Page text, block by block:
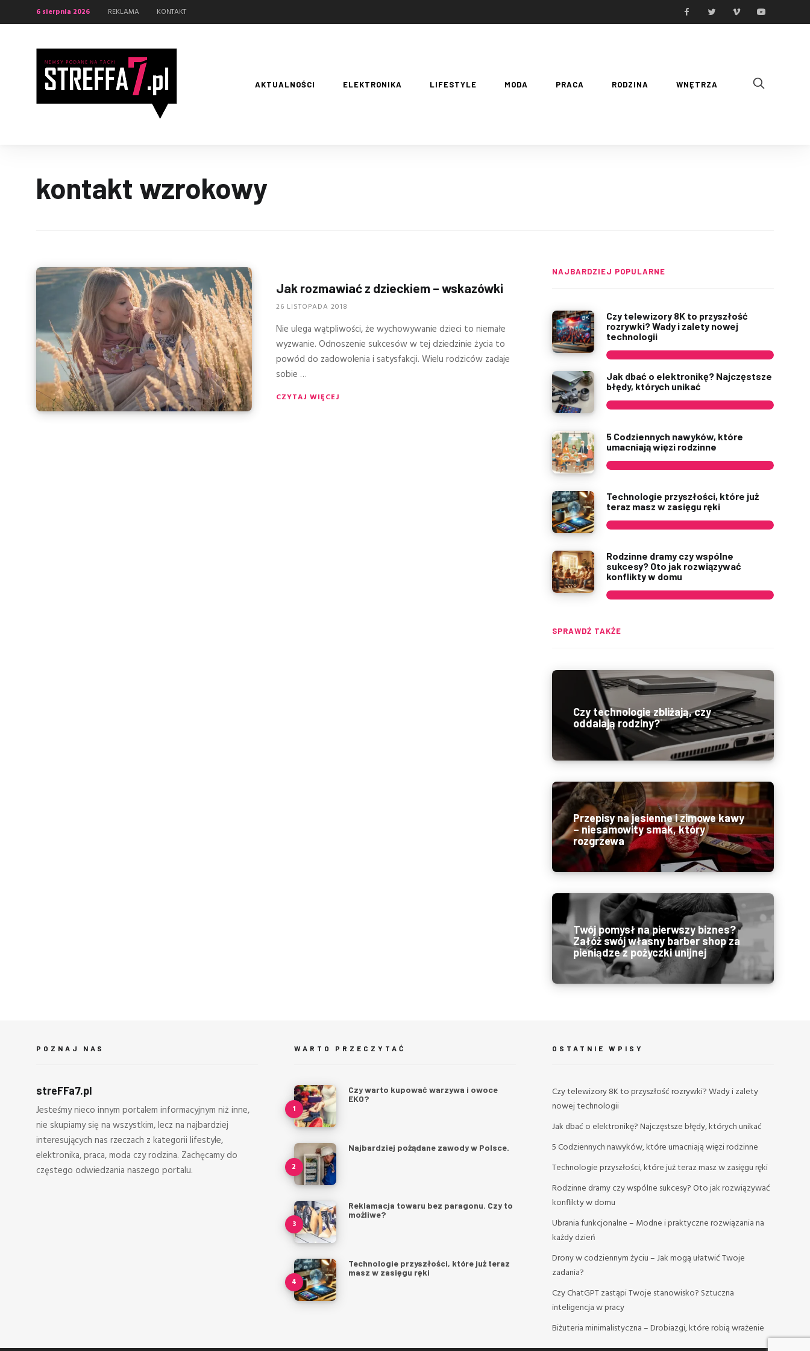
6 sierpnia 2026 REKLAMA KONTAKT
AKTUALNOŚCI ELEKTRONIKA LIFESTYLE MODA PRACA RODZINA WNĘTRZA
kontakt wzrokowy
Jak rozmawiać z dzieckiem – wskazówki
26 LISTOPADA 2018
Nie ulega wątpliwości, że wychowywanie dzieci to niemałe
wyzwanie. Odnoszenie sukcesów w tej dziedzinie życia to
powód do zadowolenia i satysfakcji. Wielu rodziców zadaje
sobie …
CZYTAJ WIĘCEJ
NAJBARDZIEJ POPULARNE
Czy telewizory 8K to przyszłość
rozrywki? Wady i zalety nowej
technologii
Jak dbać o elektronikę? Najczęstsze
błędy, których unikać
5 Codziennych nawyków, które
umacniają więzi rodzinne
Technologie przyszłości, które już
teraz masz w zasięgu ręki
Rodzinne dramy czy wspólne
sukcesy? Oto jak rozwiązywać
konflikty w domu
SPRAWDŹ TAKŻE
Czy technologie zbliżają, czy
oddalają rodziny?
Przepisy na jesienne i zimowe kawy
– niesamowity smak, który
rozgrzewa
Twój pomysł na pierwszy biznes?
Załóż swój własny barber shop za
pieniądze z pożyczki unijnej
POZNAJ NAS
streFFa7.pl
Jesteśmy nieco innym portalem informacyjnym niż inne,
nie skupiamy się na wszystkim, lecz na najbardziej
interesujących nas rzeczach z kategorii lifestyle,
elektronika, praca, moda czy rodzina. Zachęcamy do
częstego odwiedzania naszego portalu.
WARTO PRZECZYTAĆ
Czy warto kupować warzywa i owoce
EKO?
Najbardziej pożądane zawody w Polsce.
Reklamacja towaru bez paragonu. Czy to
możliwe?
Technologie przyszłości, które już teraz
masz w zasięgu ręki
OSTATNIE WPISY
Czy telewizory 8K to przyszłość rozrywki? Wady i zalety
nowej technologii
Jak dbać o elektronikę? Najczęstsze błędy, których unikać
5 Codziennych nawyków, które umacniają więzi rodzinne
Technologie przyszłości, które już teraz masz w zasięgu ręki
Rodzinne dramy czy wspólne sukcesy? Oto jak rozwiązywać
konflikty w domu
Ubrania funkcjonalne – Modne i praktyczne rozwiązania na
każdy dzień
Drony w codziennym życiu – Jak mogą ułatwić Twoje
zadania?
Czy ChatGPT zastąpi Twoje stanowisko? Sztuczna
inteligencja w pracy
Biżuteria minimalistyczna – Drobiazgi, które robią wrażenie